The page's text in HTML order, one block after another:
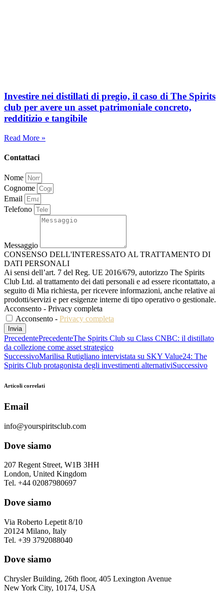
Investire nei distillati di pregio, il caso di The Spirits
club per avere un asset patrimoniale concreto,
redditizio e tangibile
Read More »
Contattaci
Nome
Cognome
Email
Telefono
Messaggio
CONSENSO DELL'INTERESSATO AL TRATTAMENTO DI
DATI PERSONALI
Ai sensi dell’art. 7 del Reg. UE 2016/679, autorizzo The Spirits
Club Ltd. al trattamento dei dati personali e ad essere ricontattato, a
seguito di Mia richiesta, per ricevere informazioni, anche relative ai
prodotti/servizi e per esigenze interne di tipo operativo o gestionale.
Acconsento - Privacy completa
Acconsento - Privacy completa
Invia
PrecedentePrecedenteThe Spirits Club su Class CNBC: il distillato
da collezione come asset strategico
SuccessivoMarilisa Rutigliano intervistata su SKY Value24: The
Spirits Club protagonista degli investimenti alternativiSuccessivo
Articoli correlati
Email
info@yourspiritsclub.com
Dove siamo
207 Regent Street, W1B 3HH
London, United Kingdom
Tel. +44 02087980697
Dove siamo
Via Roberto Lepetit 8/10
20124 Milano, Italy
Tel. +39 3792088040
Dove siamo
Chrysler Building, 26th floor, 405 Lexington Avenue
New York City, 10174, USA